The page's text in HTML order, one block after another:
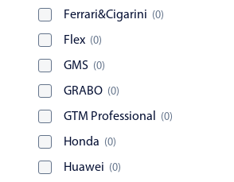
Ferrari&Cigarini (0)
Flex (0)
GMS (0)
GRABO (0)
GTM Professional (0)
Honda (0)
Huawei (0)